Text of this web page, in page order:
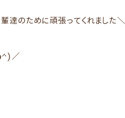
達のために頑張ってくれました＼
／